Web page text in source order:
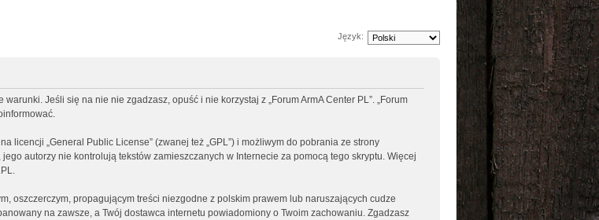
Język:
Jeśli się na nie nie zgadzasz, opuść i nie korzystaj z „Forum ArmA Center PL”. „Forum
licencji „ General Public License” (zwanej też „GPL”) i możliwym do pobrania ze strony
jego autorzy nie kontrolują tekstów zamieszczanych w Internecie za pomocą tego skryptu. Więcej
oszczerczym, propagującym treści niezgodne z polskim prawem lub naruszających cudze
na zawsze, a Twój dostawca internetu powiadomiony o Twoim zachowaniu. Zgadzasz